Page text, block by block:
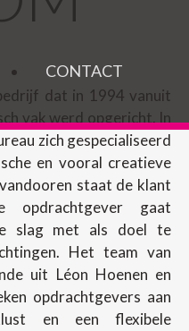
CONTACT
dat in 1994 vanuit
vak werd opgericht. In
zich gespecialiseerd
en vooral creatieve
staat de klant
opdrachtgever gaat
slag met als doel te
Het team van
uit Léon Hoenen en
opdrachtgevers aan
en een flexibele